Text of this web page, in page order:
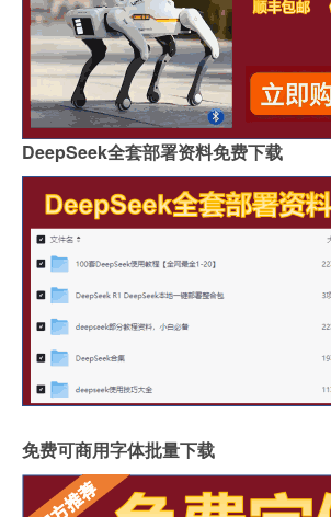
DeepSeek全套部署资料免费下载
免费可商用字体批量下载